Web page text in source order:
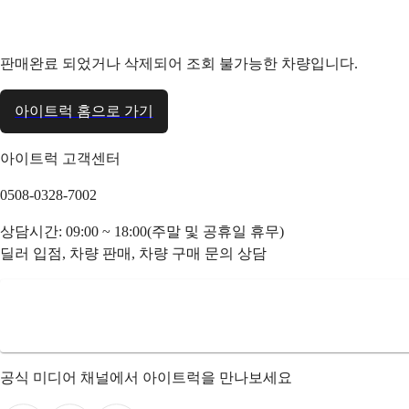
판매완료 되었거나 삭제되어 조회 불가능한 차량입니다.
아이트럭 홈으로 가기
아이트럭 고객센터
0508-0328-7002
상담시간: 09:00 ~ 18:00(주말 및 공휴일 휴무)
딜러 입점, 차량 판매, 차량 구매 문의 상담
공식 미디어 채널에서 아이트럭을 만나보세요